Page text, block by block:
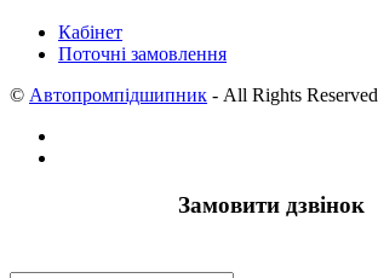
Кабінет
Поточні замовлення
© Автопромпідшипник - All Rights Reserved
Замовити дзвінок